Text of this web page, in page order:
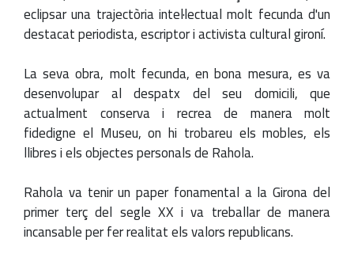
eclipsar una trajectòria intel·lectual molt fecunda d'un
destacat periodista, escriptor i activista cultural gironí.
La seva obra, molt fecunda, en bona mesura, es va
desenvolupar al despatx del seu domicili, que
actualment conserva i recrea de manera molt
fidedigne el Museu, on hi trobareu els mobles, els
llibres i els objectes personals de Rahola.
Rahola va tenir un paper fonamental a la Girona del
primer terç del segle XX i va treballar de manera
incansable per fer realitat els valors republicans.